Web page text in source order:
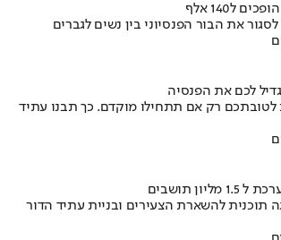
את הבור הפנסיוני בין נשים לגברים
לכם את הפנסיה
לטובתכם רק אם תתחילו מוקדם. כך תבנו עתיד
תוכנית להשארת הצעירים ובניית עתיד הדור